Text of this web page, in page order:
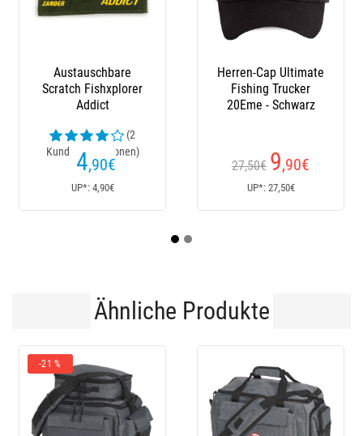
Austauschbare
Fishxplorer
(2
Herren-Cap Ultimate
Fishing Trucker
20Eme - Schwarz
,90€
Ähnliche Produkte